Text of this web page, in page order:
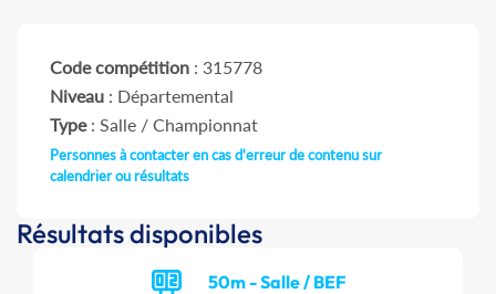
Code compétition : 315778
Niveau : Départemental
Type: Salle / Championnat
Personnes à contacter en cas d'erreur de contenu sur
calendrier ou résultats
Résultats disponibles
50m - Salle / BEF